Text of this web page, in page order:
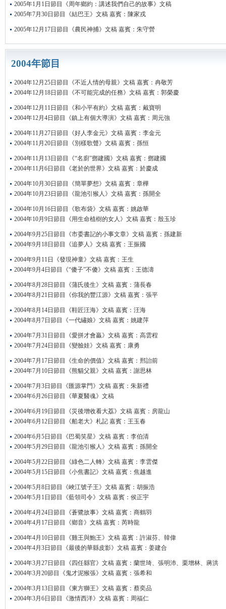
2005年1月1日節目《周年鄉約：講述我們自己的故事》文稿
2005年7月30日節目《結巴王》文稿 嘉賓：陳家戎
2005年12月17日節目《農民神捕》文稿 嘉賓：朱守營
2004年節目
2004年12月25日節目《不近人情的母親》文稿 嘉賓：冉敬芳
2004年12月18日節目《不可能完成的任務》文稿 嘉賓：郭榮慶
2004年12月11日節目《和小平有約》文稿 嘉賓：戴寶明
2004年12月4日節目《鎮上有個大導演》文稿 嘉賓：周元強
2004年11月27日節目《好人李金元》文稿 嘉賓：李金元
2004年11月20日節目《別樣歌聲》文稿 嘉賓：孫恒
2004年11月13日節目《“名廚”鄧建國》文稿 嘉賓：鄧建國
2004年11月6日節目《老於的世界》文稿 嘉賓：於慶成
2004年10月30日節目《簡單夢想》文稿 嘉賓：章樺
2004年10月23日節目《龍池引猴人》文稿 嘉賓：孫開全
2004年10月16日節目《歌布袋》文稿 嘉賓：姚啟華
2004年10月9日節目《用生命植樹的女人》文稿 嘉賓：殷玉珍
2004年9月25日節目《市委書記的小事文章》文稿 嘉賓：孫建新
2004年9月18日節目《追夢人》文稿 嘉賓：王振國
2004年9月11日《發現神童》文稿 嘉賓：王生
2004年9月4日節目《“傻子”不傻》文稿 嘉賓：王德濤
2004年8月28日節目《蒲氏後生》文稿 嘉賓：蒲長春
2004年8月21日節目《你我的豐江源》文稿 嘉賓：張平
2004年8月14日節目《鞋匠汪海》文稿 嘉賓：汪海
2004年8月7日節目《一代繡娘》文稿 嘉賓：姚建萍
2004年7月31日節目《愛拼才會贏》文稿 嘉賓：高雲程
2004年7月24日節目《變臉娃》文稿 嘉賓：康勇
2004年7月17日節目《生命的價值》文稿 嘉賓：邢詒前
2004年7月10日節目《熊貓父親》文稿 嘉賓：謝思林
2004年7月3日節目《匯源掌門》文稿 嘉賓：朱新禮
2004年6月26日節目《華夏醫魂》文稿
2004年6月19日節目《災後增收看大荔》文稿 嘉賓：房龍山
2004年6月12日節目《船老大》札記 嘉賓：王玉春
2004年6月5日節目《巴蜀笑星》文稿 嘉賓：李伯清
2004年5月29日節目《龍池引猴人》文稿 嘉賓：孫開全
2004年5月22日節目《綠色二人轉》文稿 嘉賓：李雲傑
2004年5月15日節目《小焦書記》文稿 嘉賓：焦越進
2004年5月8日節目《峽江號子王》文稿 嘉賓：胡振浩
2004年5月1日節目《藍領司令》文稿 嘉賓：侯正宇
2004年4月24日節目《蒼鷺故事》文稿 嘉賓：商鶴羽
2004年4月17日節目《鄉音》文稿 嘉賓：芮時龍
2004年4月10日節目《雞王與鮑王》文稿 嘉賓：許淑芬、韓偉
2004年4月3日節目《最後的華縣皮影》文稿 嘉賓：姜建合
2004年3月27日節目《四任縣官》文稿 嘉賓：蘭世琦、張明沛、栗增林、蔣洪
2004年3月20節目《鬼才泥猴張》文稿 嘉賓：張希和
2004年3月13日節目《東方獅王》文稿 嘉賓：蔡奕品
2004年3月6日節目《激情西洋》文稿 嘉賓：周福仁